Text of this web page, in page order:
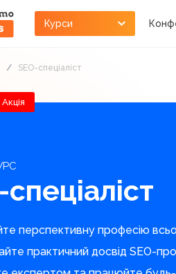
Курси
SEO-спеціаліст
Акція
спеціаліст
перспективну професію
практичний досвід SEO-